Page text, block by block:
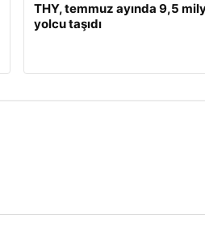
THY, temmuz ayında 9,5
yolcu taşıdı